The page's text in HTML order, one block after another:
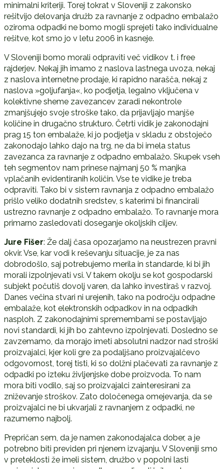
minimalni kriteriji. Torej tokrat v Sloveniji z zakonsko
rešitvijo delovanja družb za ravnanje z odpadno embalažo
oziroma odpadki ne bomo mogli sprejeti tako individualne
rešitve, kot smo jo v letu 2006 in kasneje.
V Sloveniji bomo morali odpraviti več vidikov t. i free
rajderjev. Nekaj jih imamo z naslova lastnega uvoza, nekaj
z naslova internetne prodaje, ki rapidno narašča, nekaj z
naslova »goljufanja«, ko podjetja, legalno vključena v
kolektivne sheme zavezancev zaradi nekontrole
zmanjšujejo svoje stroške tako, da prijavljajo manjše
količine in drugačno strukturo. Četrti vidik je zakonodajni
prag 15 ton embalaže, ki jo podjetja v skladu z obstoječo
zakonodajo lahko dajo na trg, ne da bi imela status
zavezanca za ravnanje z odpadno embalažo. Skupek vseh
teh segmentov nam prinese najmanj 50 % manjka
vplačanih evidentiranih količin. Vse te vidike je treba
odpraviti. Tako bi v sistem ravnanja z odpadno embalažo
prišlo veliko dodatnih sredstev, s katerimi bi financirali
ustrezno ravnanje z odpadno embalažo. To ravnanje mora
primarno zasledovati doseganje okoljskih ciljev.
Jure Fišer: Že dalj časa opozarjamo na neustrezen pravni
okvir. Vse, kar vodi k reševanju situacije, je za nas
dobrodošlo, saj potrebujemo merila in standarde, ki bi jih
morali izpolnjevati vsi. V takem okolju se kot gospodarski
subjekt počutiš dovolj varen, da lahko investiraš v razvoj.
Danes večina stvari ni urejenih, tako na področju odpadne
embalaže, kot elektronskih odpadkov in na odpadkih
nasploh. Z zakonodajnimi spremembami se postavljajo
novi standardi, ki jih bo zahtevno izpolnjevati. Dosledno se
zavzemamo, da morajo imeti absolutni nadzor nad stroški
proizvajalci, kjer koli gre za podaljšano proizvajalčevo
odgovornost, torej tisti, ki so dolžni plačevati za ravnanje z
odpadki po izteku življenjske dobe proizvoda. To nam
mora biti vodilo, saj so proizvajalci zainteresirani za
zniževanje stroškov. Zato določenega omejevanja, da se
proizvajalci ne bi ukvarjali z ravnanjem z odpadki, ne
razumemo najbolj.
Prepričan sem, da je namen zakonodajalca dober, a je
potrebno biti previden pri njenem izvajanju. V Sloveniji smo
v preteklosti že imeli sistem, družbo v popolni lasti